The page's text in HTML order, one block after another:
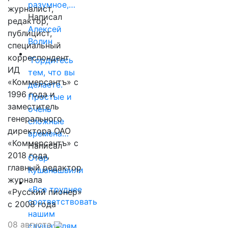
разумное,…
Написал
Алексей
Волин
"Гордитесь
тем, что вы
делаете.
Простые и
очень
сложные
времена…
Написал
Отар
Кушанашвили
«Все труднее
соответствовать
нашим
слушателям,
журналист,
редактор,
публицист,
специальный
корреспондент
ИД
«Коммерсантъ» с
1996 года и
заместитель
генерального
директора ОАО
«Коммерсантъ» с
2018 года,
главный редактор
журнала
«Русский пионер»
с 2008 года
08 августа